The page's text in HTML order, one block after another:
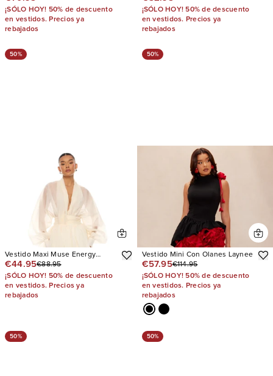
¡SÓLO HOY! 50% de descuento
en vestidos. Precios ya
rebajados
¡SÓLO HOY! 50% de descuento
en vestidos. Precios ya
rebajados
50%
Vestido Maxi Muse Energy
Taffeta
€44.95€88.95
¡SÓLO HOY! 50% de descuento
en vestidos. Precios ya
rebajados
50%
Vestido Mini Con Olanes Laynee
€57.95€114.95
¡SÓLO HOY! 50% de descuento
en vestidos. Precios ya
rebajados
50% 50%